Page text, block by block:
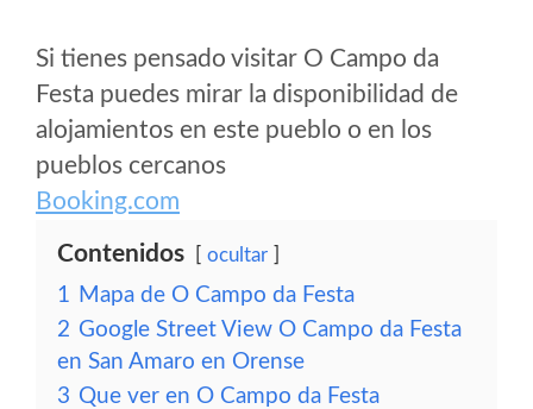
Si tienes pensado visitar O Campo da
Festa puedes mirar la disponibilidad de
alojamientos en este pueblo o en los
pueblos cercanos
Booking.com
Contenidos ocultar
1 Mapa de O Campo da Festa
2 Google Street View O Campo da Festa
en San Amaro en Orense
3 Que ver en O Campo da Festa